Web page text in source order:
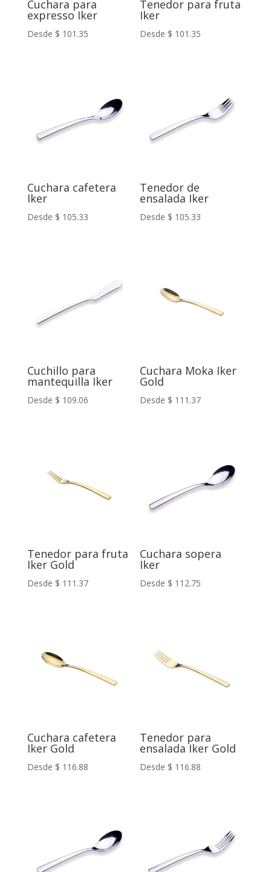
Cuchara para
expresso Iker
Desde $ 101.35
Tenedor para fruta
Iker
Desde $ 101.35
Cuchara cafetera
Iker
Desde $ 105.33
Tenedor de
ensalada Iker
Desde $ 105.33
Cuchillo para
mantequilla Iker
Desde $ 109.06
Cuchara Moka Iker
Gold
Desde $ 111.37
Tenedor para fruta
Iker Gold
Desde $ 111.37
Cuchara sopera
Iker
Desde $ 112.75
Cuchara cafetera
Iker Gold
Desde $ 116.88
Tenedor para
ensalada Iker Gold
Desde $ 116.88